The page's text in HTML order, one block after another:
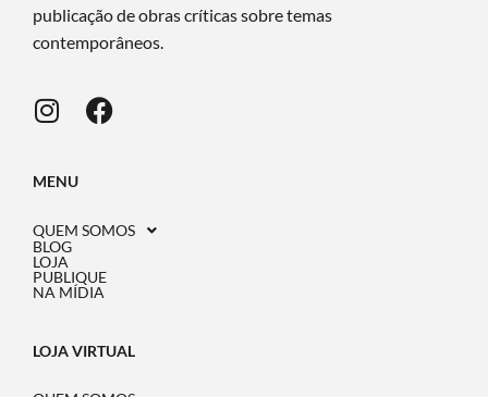
publicação de obras críticas sobre temas
contemporâneos.
MENU
QUEM SOMOS
BLOG
LOJA
PUBLIQUE
NA MÍDIA
LOJA VIRTUAL